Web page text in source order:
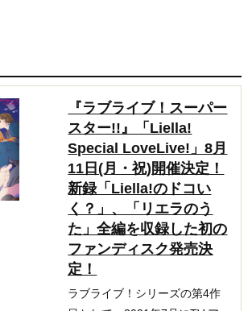
『ラブライブ！スーパー
スター!!』「Liella!
Special LoveLive!」8月
11日(月・祝)開催決定！
新録「Liella!のドコい
く？」、「リエラのう
た」全編を収録した初の
ファンディスク発売決
定！
ラブライブ！シリーズの第4作